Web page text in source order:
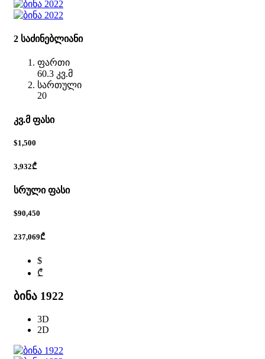
2 საძინებლიანი
ფართი
60.3 კვ.მ
სართული
20
კვ.მ ფასი
$1,500
3,932₾
სრული ფასი
$90,450
237,069₾
$
₾
ბინა 1922
3D
2D